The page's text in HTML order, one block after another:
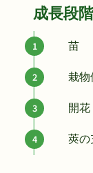
成長段階
苗
栽
開花
莢